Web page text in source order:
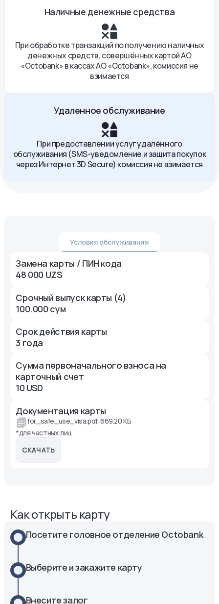
Наличные денежные средства
При обработке транзакций по получению наличных
денежных средств, совершённых картой АО
«Octobank» в кассах АО «Octobank», комиссия не
взимается
Удаленное обслуживание
При предоставлении услуг удалённого
обслуживания (SMS-уведомление и защита покупок
через Интернет 3D Secure) комиссия не взимается
Условия обслуживания
Замена карты / ПИН кода
48 000 UZS
Срочный выпуск карты (4)
100.000 сум
Срок действия карты
3 года
Сумма первоначального взноса на
карточный счет
10 USD
Документация карты
for_safe_use_visa.pdf, 669.20 КБ
*для частных лиц
СКАЧАТЬ
Как открыть карту
Посетите головное отделение Octobank
Выберите и закажите карту
Внесите залог